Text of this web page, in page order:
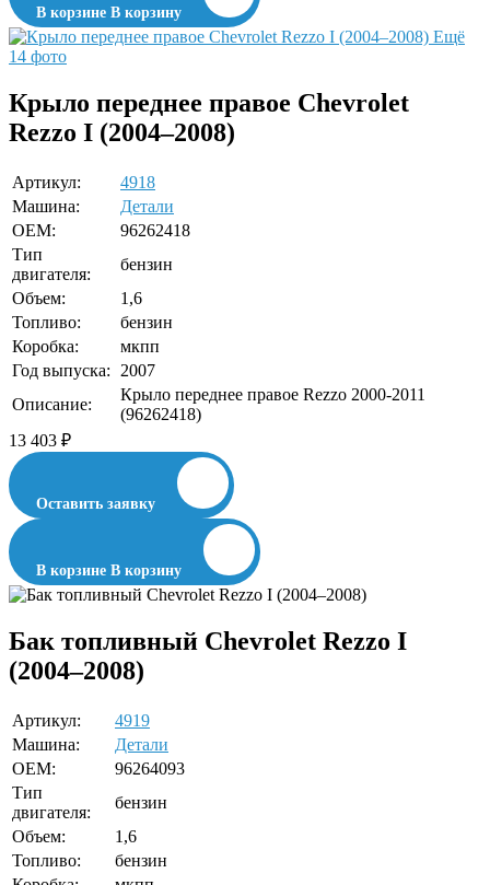
В корзине В корзину
Ещё
14 фото
Крыло переднее правое Chevrolet
Rezzo I (2004–2008)
Артикул:
4918
Машина:
Детали
OEM:
96262418
Тип
двигателя:
бензин
Объем:
1,6
Топливо:
бензин
Коробка:
мкпп
Год выпуска:
2007
Описание:
Крыло переднее правое Rezzo 2000-2011
(96262418)
13 403 ₽
Оставить заявку
В корзине В корзину
Бак топливный Chevrolet Rezzo I
(2004–2008)
Артикул:
4919
Машина:
Детали
OEM:
96264093
Тип
двигателя:
бензин
Объем:
1,6
Топливо:
бензин